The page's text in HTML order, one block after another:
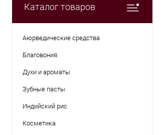
Каталог товаров
Аюрведические средства
Благовония
Духи и ароматы
Зубные пасты
Индийский рис
Косметика